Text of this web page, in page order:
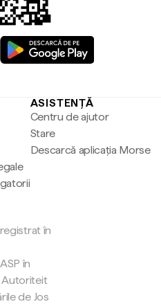
ASISTENȚĂ
Centru de ajutor
Stare
Descarcă aplicația Morse
în
în
Autoriteit
de Jos